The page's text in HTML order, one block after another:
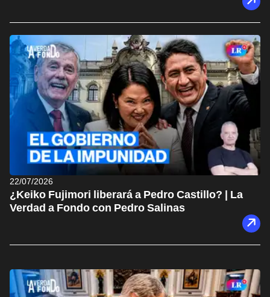
22/07/2026
¿Keiko Fujimori liberará a Pedro Castillo? | La
Verdad a Fondo con Pedro Salinas